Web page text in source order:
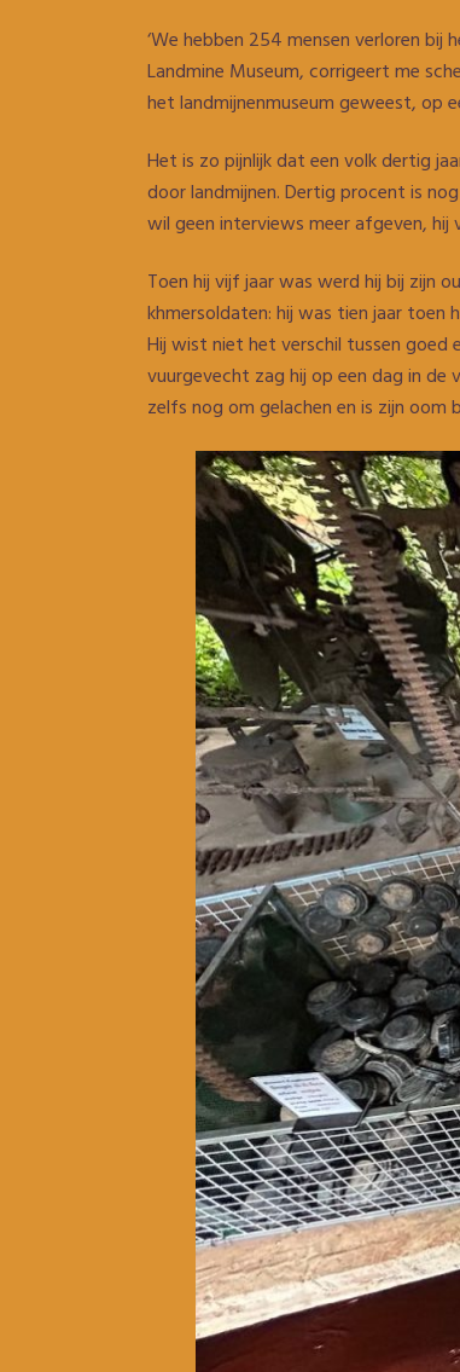
‘We hebben 254 mensen verloren bij
Landmine Museum, corrigeert me
het landmijnenmuseum geweest, op
Het is zo pijnlijk dat een volk dertig
door landmijnen. Dertig procent is
wil geen interviews meer afgeven,
Toen hij vijf jaar was werd hij bij zijn
khmersoldaten: hij was tien jaar toen
Hij wist niet het verschil tussen goed
vuurgevecht zag hij op een dag in de
zelfs nog om gelachen en is zijn oom